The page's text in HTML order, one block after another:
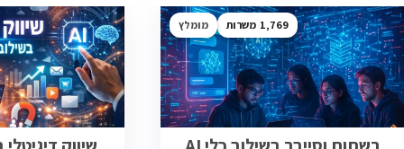
1,769 מומלץ